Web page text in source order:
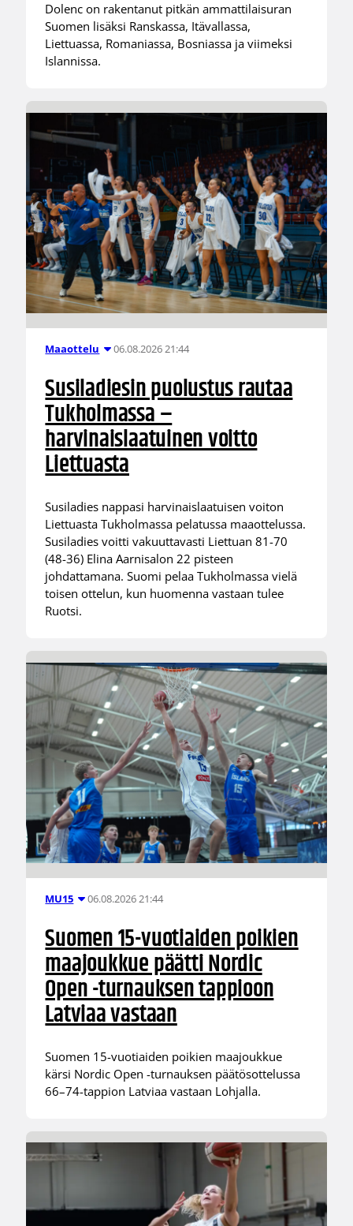
Dolenc on rakentanut pitkän ammattilaisuran
Suomen lisäksi Ranskassa, Itävallassa,
Liettuassa, Romaniassa, Bosniassa ja viimeksi
Islannissa.
Maaottelu 06.08.2026 21:44
Susiladiesin puolustus rautaa
Tukholmassa –
harvinaislaatuinen voitto
Liettuasta
Susiladies nappasi harvinaislaatuisen voiton
Liettuasta Tukholmassa pelatussa maaottelussa.
Susiladies voitti vakuuttavasti Liettuan 81-70
(48-36) Elina Aarnisalon 22 pisteen
johdattamana. Suomi pelaa Tukholmassa vielä
toisen ottelun, kun huomenna vastaan tulee
Ruotsi.
MU15 06.08.2026 21:44
Suomen 15-vuotiaiden poikien
maajoukkue päätti Nordic
Open -turnauksen tappioon
Latviaa vastaan
Suomen 15-vuotiaiden poikien maajoukkue
kärsi Nordic Open -turnauksen päätösottelussa
66–74-tappion Latviaa vastaan Lohjalla.